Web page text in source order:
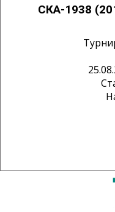
СКА-1938